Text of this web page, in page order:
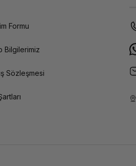
Formu
Bilgilerimiz
Sözleşmesi